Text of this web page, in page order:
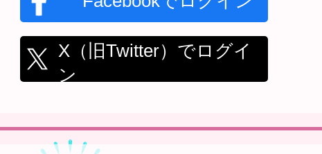
X（旧Twitter）でログイ
ン